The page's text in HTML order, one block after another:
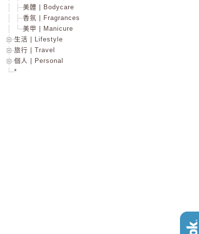
美體 | Bodycare
香氛 | Fragrances
美甲 | Manicure
生活 | Lifestyle
旅行 | Travel
個人 | Personal
*